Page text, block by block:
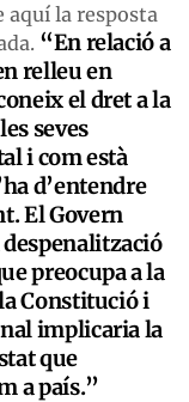
aquí la resposta
“En relació a
relleu en
el dret a la
seves
i com està
d’entendre
El Govern
despenalització
preocupa a la
Constitució i
implicaria la
que
a país.”